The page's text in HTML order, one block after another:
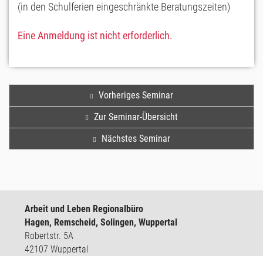
(in den Schulferien eingeschränkte Beratungszeiten)
Eine Anmeldung ist nicht erforderlich.
Vorheriges Seminar
Zur Seminar-Übersicht
Nächstes Seminar
Arbeit und Leben Regionalbüro
Hagen, Remscheid, Solingen, Wuppertal
Robertstr. 5A
42107 Wuppertal